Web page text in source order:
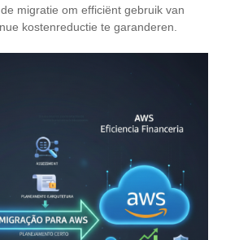
migratie om efficiënt gebruik van
kostenreductie te garanderen.